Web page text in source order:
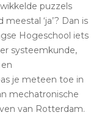
puzzels
‘ja’? Dan is
Hogeschool iets
systeemkunde,
je meteen toe in
mechatronische
van Rotterdam.